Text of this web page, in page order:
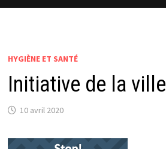
HYGIÈNE ET SANTÉ
Initiative de la ville
10 avril 2020